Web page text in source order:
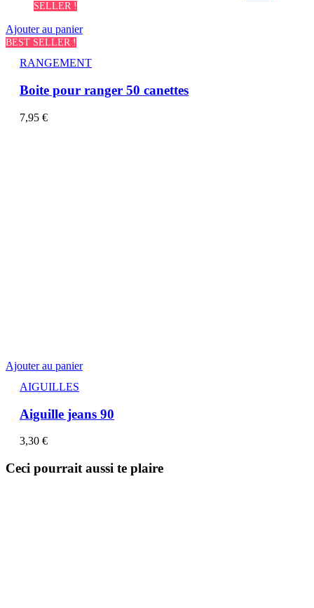
SELLER !
Ajouter au panier
BEST SELLER !
RANGEMENT
Boite pour ranger 50 canettes
7,95 €
Ajouter au panier
AIGUILLES
Aiguille jeans 90
3,30 €
Ceci pourrait aussi te plaire